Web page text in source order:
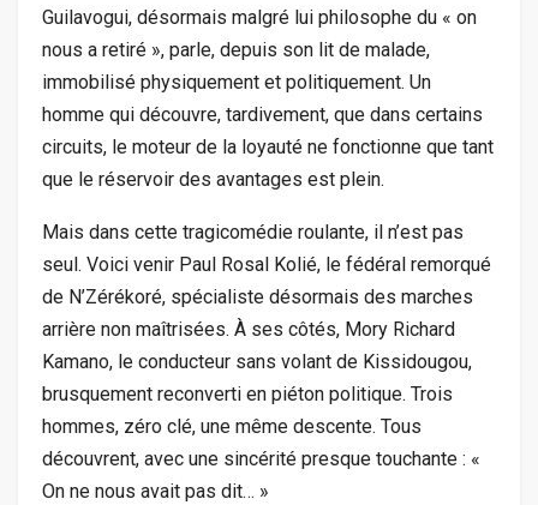
Guilavogui, désormais malgré lui philosophe du « on
nous a retiré », parle, depuis son lit de malade,
immobilisé physiquement et politiquement. Un
homme qui découvre, tardivement, que dans certains
circuits, le moteur de la loyauté ne fonctionne que tant
que le réservoir des avantages est plein.
Mais dans cette tragicomédie roulante, il n’est pas
seul. Voici venir Paul Rosal Kolié, le fédéral remorqué
de N’Zérékoré, spécialiste désormais des marches
arrière non maîtrisées. À ses côtés, Mory Richard
Kamano, le conducteur sans volant de Kissidougou,
brusquement reconverti en piéton politique. Trois
hommes, zéro clé, une même descente. Tous
découvrent, avec une sincérité presque touchante : «
On ne nous avait pas dit… »